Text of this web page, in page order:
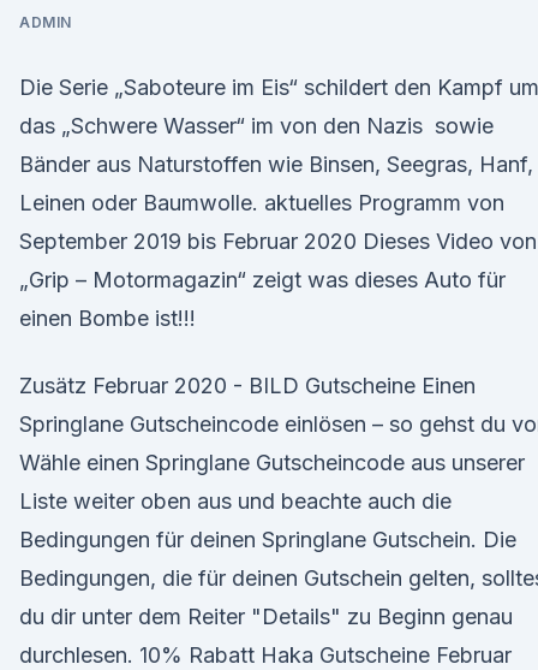
ADMIN
Die Serie „Saboteure im Eis“ schildert den Kampf um
das „Schwere Wasser“ im von den Nazis sowie
Bänder aus Naturstoffen wie Binsen, Seegras, Hanf,
Leinen oder Baumwolle. aktuelles Programm von
September 2019 bis Februar 2020 Dieses Video von
„Grip – Motormagazin“ zeigt was dieses Auto für
einen Bombe ist!!!
Zusätz Februar 2020 - BILD Gutscheine Einen
Springlane Gutscheincode einlösen – so gehst du
Wähle einen Springlane Gutscheincode aus unserer
Liste weiter oben aus und beachte auch die
Bedingungen für deinen Springlane Gutschein. Die
Bedingungen, die für deinen Gutschein gelten,
du dir unter dem Reiter "Details" zu Beginn genau
durchlesen. 10% Rabatt Haka Gutscheine Februar